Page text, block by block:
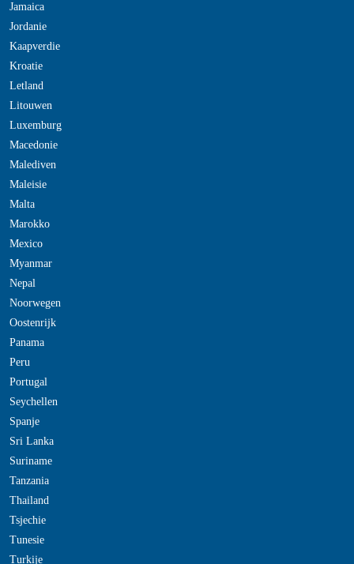
Jamaica
Jordanie
Kaapverdie
Kroatie
Letland
Litouwen
Luxemburg
Macedonie
Malediven
Maleisie
Malta
Marokko
Mexico
Myanmar
Nepal
Noorwegen
Oostenrijk
Panama
Peru
Portugal
Seychellen
Spanje
Sri Lanka
Suriname
Tanzania
Thailand
Tsjechie
Tunesie
Turkije